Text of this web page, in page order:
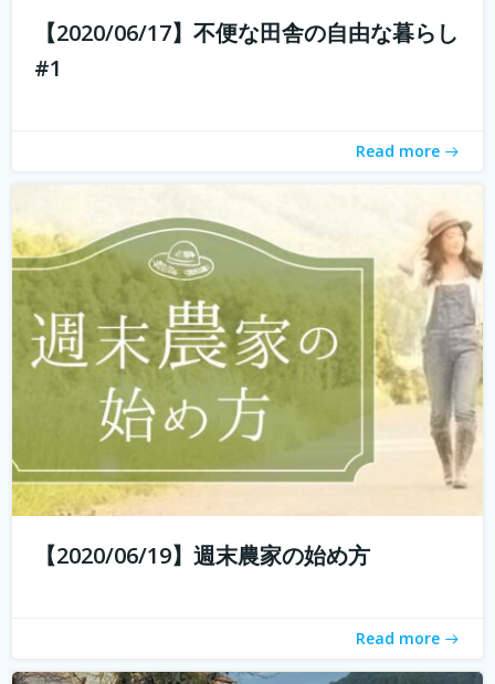
【2020/06/17】不便な田舎の自由な暮らし
#1
Read more
【2020/06/19】週末農家の始め方
Read more
エイイチです。オイシクタベルラボというコミュニケーシ
ョンデザインを主体としたあらゆるコトをデザインしてい
こうと動いています。 普段からいろんなものをデザインし
ていますが、これから先いままでデザインとはまったく関
わりのなかった人たちもデザイン...続きを読む